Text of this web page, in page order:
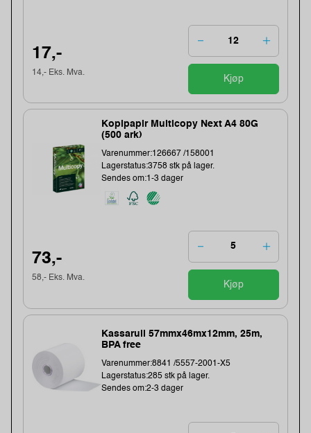
17,-
14,- Eks. Mva.
Kjøp
Kopipapir Multicopy Next A4 80G
(500 ark)
Varenummer:126667 /158001
Lagerstatus:3758 stk på lager.
Sendes om:1-3 dager
73,-
58,- Eks. Mva.
Kjøp
Kassarull 57mmx46mx12mm, 25m,
BPA free
Varenummer:8841 /5557-2001-X5
Lagerstatus:285 stk på lager.
Sendes om:2-3 dager